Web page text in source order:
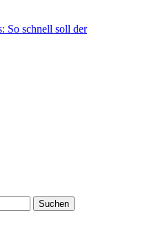
So schnell soll der